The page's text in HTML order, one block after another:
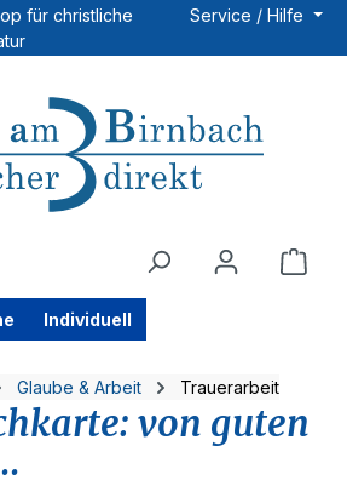
für christliche
Service / Hilfe
Individuell
Glaube & Arbeit Trauerarbeit
von guten